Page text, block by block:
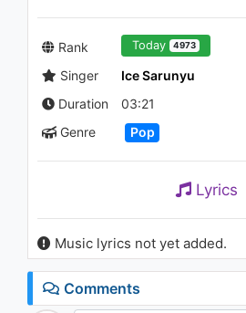
03:47
03:04
Camila
04:33
Video)
Rank Today 4973
Singer
Ice Sarunyu
Duration
03:21
Genre
Pop
Lyrics
Music lyrics not yet added.
Comments